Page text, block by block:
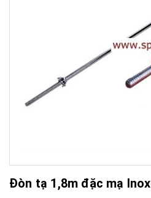
Đòn tạ 1,8m đặc mạ Inox